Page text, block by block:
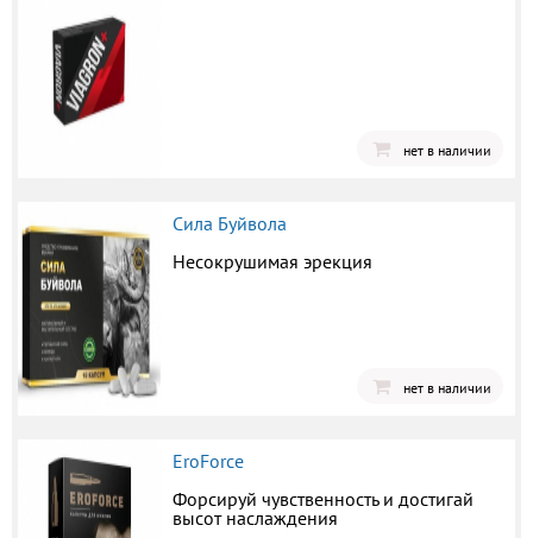
нет в наличии
Сила Буйвола
Несокрушимая эрекция
нет в наличии
EroForce
Форсируй чувственность и достигай
высот наслаждения